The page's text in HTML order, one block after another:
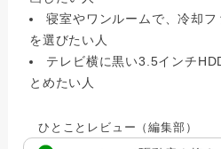
寝室やワンルームで、冷却
を選びたい人
テレビ横に黒い3.5インチ
とめたい人
ひとことレビュー（編集部）